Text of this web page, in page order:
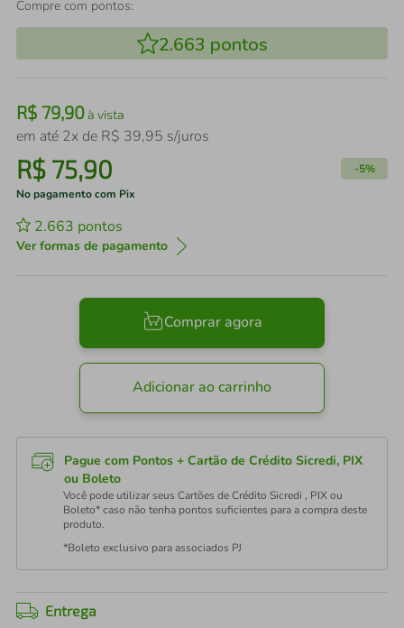
Compre com pontos:
2.663 pontos
R$ 79,90à vista
em até 2x de R$ 39,95 s/juros
R$ 75,90 -5%
No pagamento com Pix
2.663 pontos
Ver formas de pagamento
Comprar agora
Adicionar ao carrinho
Pague com Pontos + Cartão de Crédito Sicredi, PIX
ou Boleto
Você pode utilizar seus Cartões de Crédito Sicredi , PIX ou
Boleto* caso não tenha pontos suficientes para a compra deste
produto.
*Boleto exclusivo para associados PJ
Entrega